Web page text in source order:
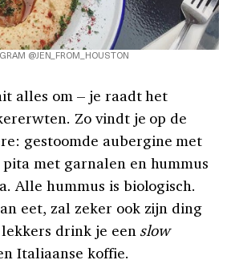
@JEN_FROM_HOUSTON
alles om – je raadt het
Zo vindt je op de
gestoomde aubergine met
met garnalen en hummus
Alle hummus is biologisch.
eet, zal zeker ook zijn ding
drink je een slow
Italiaanse koffie.